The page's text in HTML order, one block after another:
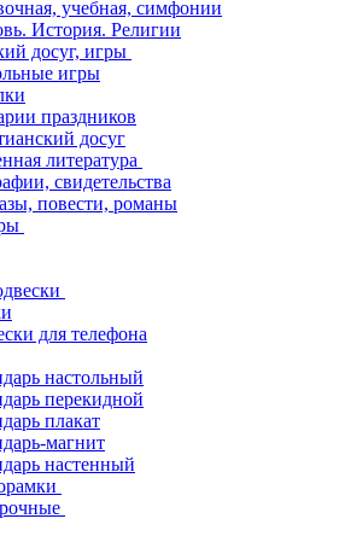
учебная, симфонии
История. Религии
досуг, игры
игры
праздников
досуг
литература
свидетельства
повести, романы
для телефона
настольный
перекидной
плакат
магнит
настенный